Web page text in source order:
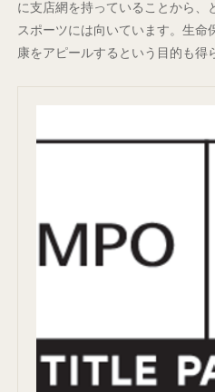
に支店網を持っていることから、
スポーツには向いています。生命
康をアピールするという目的も得